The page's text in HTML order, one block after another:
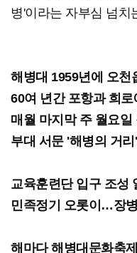
병'이라는 자부심 넘치
해병대 1959년에 오천
60여 년간 포항과 희로
매월 마지막 주 월요일
부대 서문 '해병의 거
교육훈련단 입구 조성
민족정기 오롯이…장
해마다 해병대문화축